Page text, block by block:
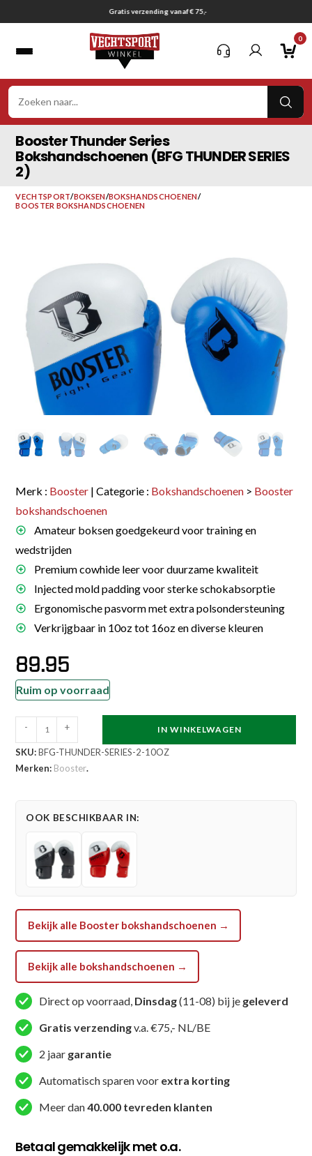
naar
Gratis verzending vanaf € 75,-
0
Booster Thunder Series
Bokshandschoenen (BFG THUNDER SERIES
2)
VECHTSPORT/BOKSEN/BOKSHANDSCHOENEN/
BOOSTER BOKSHANDSCHOENEN
Merk : Booster | Categorie : Bokshandschoenen > Booster
bokshandschoenen
Amateur boksen goedgekeurd voor training en
wedstrijden
Premium cowhide leer voor duurzame kwaliteit
Injected mold padding voor sterke schokabsorptie
Ergonomische pasvorm met extra polsondersteuning
Verkrijgbaar in 10oz tot 16oz en diverse kleuren
89.95
Ruim op voorraad
Booster
Thunder
Series
THUNDER
aantal
- + IN WINKELWAGEN
SKU:BFG-THUNDER-SERIES-2-10OZ
Merken: Booster.
OOK BESCHIKBAAR IN:
Bekijk alle Booster bokshandschoenen →
Bekijk alle bokshandschoenen →
Direct op voorraad, Dinsdag(11-08) bij je geleverd
Gratis verzendingv.a. €75,- NL/BE
2 jaar garantie
Automatisch sparen voor extra korting
Meer dan40.000 tevreden klanten
Betaal gemakkelijk met o.a.